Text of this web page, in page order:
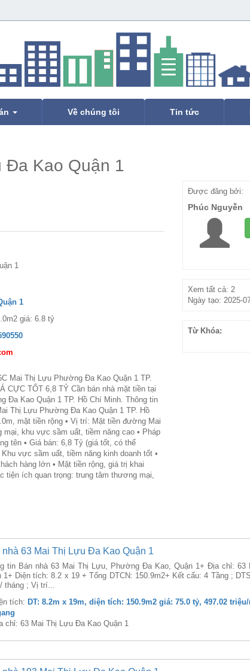
Về chúng tôi Tin tức
Đa Kao Quận 1
1
1
giá: 6.8 tỷ
Mai Thị Lựu Phường Đa Kao Quận 1 TP.
CỰC TỐT 6,8 TỶ Cần bán nhà mặt tiền tại
Đa Kao Quận 1 TP. Hồ Chí Minh. Thông tin
Thị Lựu Phường Đa Kao Quận 1 TP. Hồ
mặt tiền rộng • Vị trí: Mặt tiền đường Mai
khu vực sầm uất, tiềm năng cao • Pháp
tên • Giá bán: 6,8 Tỷ (giá tốt, có thể
vực sầm uất, tiềm năng kinh doanh tốt •
hàng lớn • Mặt tiền rộng, giá trị khai
tiện ích quan trọng: trung tâm thương mại,
Được đăng bởi:
Phúc Nguyễn
Xem tất cả: 2
Ngày tạo: 2025-
Từ Khóa:
nhà 63 Mai Thị Lựu Đa Kao Quận 1
tin Bán nhà 63 Mai Thị Lựu, Phường Đa Kao, Quận 1+ Địa chỉ:
1+ Diện tích: 8.2 x 19 + Tổng DTCN: 150.9m2+ Kết cấu: 4 Tầng ;
tháng ; Vị trí...
tích: DT: 8.2m x 19m, diện tích: 150.9m2 giá: 75.0 tỷ, 497.02
chỉ: 63 Mai Thị Lựu Đa Kao Quận 1